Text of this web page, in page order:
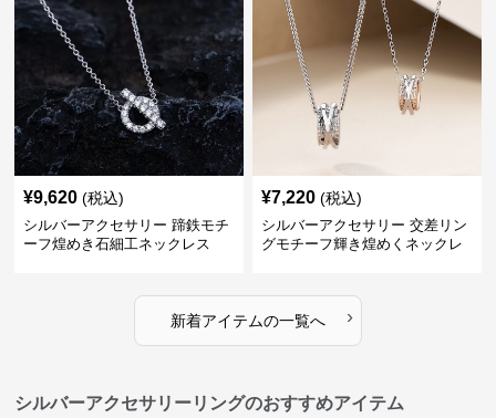
¥9,620 (税込)
シルバーアクセサリー 蹄鉄モチ
ーフ煌めき石細工ネックレス
¥7,220 (税込)
シルバーアクセサリー 交差リン
グモチーフ輝き煌めくネックレ
新着アイテムの一覧へ ›
シルバーアクセサリーリングのおすすめアイテム